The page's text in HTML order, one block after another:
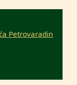
Petrovaradin